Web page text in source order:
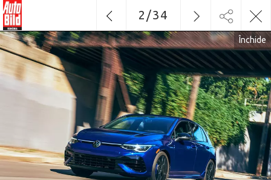
Închide
2 /34